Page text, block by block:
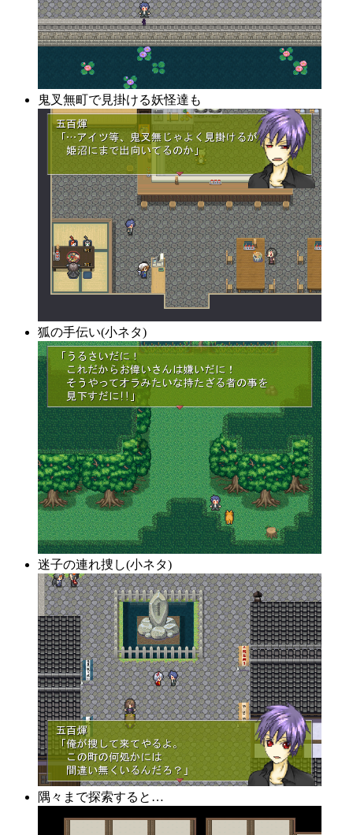
鬼叉無町で見掛ける妖怪達も
狐の手伝い(小ネタ)
迷子の連れ捜し(小ネタ)
隅々まで探索すると…